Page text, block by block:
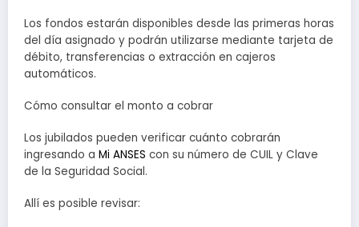
Los fondos estarán disponibles desde las primeras horas
del día asignado y podrán utilizarse mediante tarjeta de
débito, transferencias o extracción en cajeros
automáticos.
Cómo consultar el monto a cobrar
Los jubilados pueden verificar cuánto cobrarán
ingresando a Mi ANSES con su número de CUIL y Clave
de la Seguridad Social.
Allí es posible revisar: